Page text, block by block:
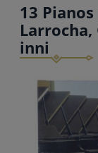
13
inni